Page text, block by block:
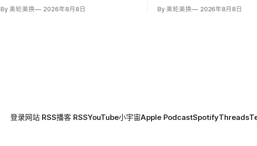
有限政府、正当程序、陪审团审判、财产
By 美轮美换 2026年8月8日
马」，并对国家安全和共和国
By 美轮美换 2026年8月8日
登录网站 RSS播客 RSSYouTube小宇宙Apple PodcastSpotifyThreads